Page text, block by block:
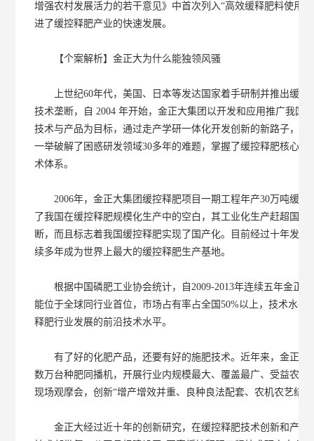
增强农村发展活力的若干意见》中首次列入“高效缓释肥料使用
进了缓控释肥产业的快速发展。
【个案解析】金正大为什么能独领风骚
上世纪60年代，美国、日本等发达国家着手研制并推出缓控
技术垄断，自 2004 年开始，金正大集团以开发和应用推广我国
技术与产品为目标，通过走产学研一体化开发创新的新路子，
一举破解了困惑研发领域30多年的难题，掌握了缓控释肥核心
术体系。
2006年，金正大集团缓控释肥项目一期工程年产30万吨缓控
了我国在缓控释肥规模化生产中的空白，其工业化生产赶超国
断，而且标志着我国缓控释肥实现了国产化。目前经过十年发
续多年成为世界上最大的缓控释肥生产基地。
根据中国磷肥工业协会统计，自2009-2013年连续五年金正
能位于全球同行业首位，市场占有率占全国50%以上，技术水
释肥行业发展的前沿技术水平。
有了好的化肥产品，还要有好的施肥技术。近年来，金正大
数万台种肥同播机，开展行业内规模最大、覆盖最广、受益农
现场观摩会，创新“增产增效并重、良种良法配套、农机农艺结
金正大经过近十年的创新研究，在缓控释肥技术创新和产业